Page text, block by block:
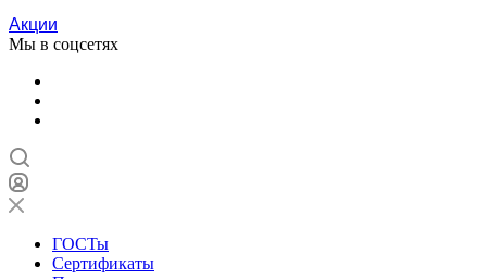
Акции
Мы в соцсетях
ГОСТы
Сертификаты